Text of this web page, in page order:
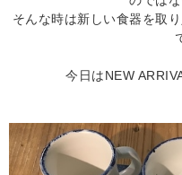
そんな時は新しい食器を取
今日はNEW